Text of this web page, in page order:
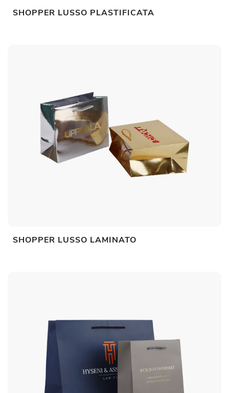
SHOPPER LUSSO PLASTIFICATA
SHOPPER LUSSO LAMINATO